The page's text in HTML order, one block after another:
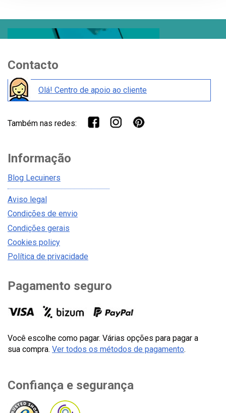
Contacto
Olá! Centro de apoio ao cliente
Também nas redes:
Informação
Blog Lecuiners
Aviso legal
Condições de envio
Condições gerais
Cookies policy
Política de privacidade
Pagamento seguro
Você escolhe como pagar. Várias opções para pagar a
sua compra. Ver todos os métodos de pagamento.
Confiança e segurança